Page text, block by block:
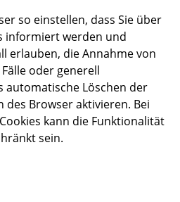
so einstellen, dass Sie über
informiert werden und
erlauben, die Annahme von
oder generell
automatische Löschen der
des Browser aktivieren. Bei
kann die Funktionalität
sein.